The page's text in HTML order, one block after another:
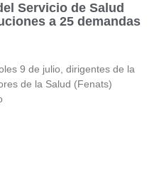
Servicio de Salud
a 25 demandas
9 de julio, dirigentes de la
de la Salud (Fenats)